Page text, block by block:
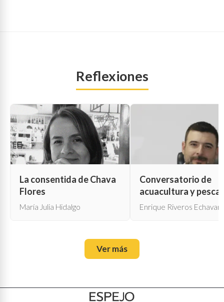
Reflexiones
La consentida de Chava
Flores
María Julia Hidalgo
Conversatorio de
acuacultura y pesca
Enrique Riveros
Ver más